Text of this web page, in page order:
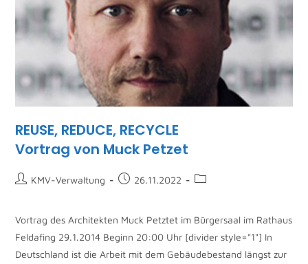
REUSE, REDUCE, RECYCLE
Vortrag von Muck Petzet
KMV-Verwaltung 26.11.2022
Vortrag des Architekten Muck Petztet im Bürgersaal im Rathaus
Feldafing 29.1.2014 Beginn 20:00 Uhr [divider style="1"] In
Deutschland ist die Arbeit mit dem Gebäudebestand längst zur